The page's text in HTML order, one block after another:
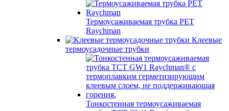
Термоусаживаемая трубка PET
Raychman
Клеевые
термоусадочные трубки
Тонкостенная термоусаживаемая